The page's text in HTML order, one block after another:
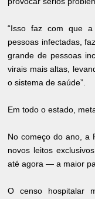
“Isso faz com que
pessoas infectadas,
grande de pessoas
virais mais altas,
o sistema de saúde”.
Em todo o estado,
No começo do ano, a
novos leitos
até agora — a maior
O censo hospitalar